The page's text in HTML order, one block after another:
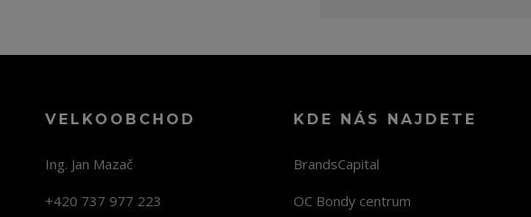
VELKOOBCHOD
Ing. Jan Mazač
+420 737 977 223
KDE NÁS NAJDETE
BrandsCapital
OC Bondy centrum